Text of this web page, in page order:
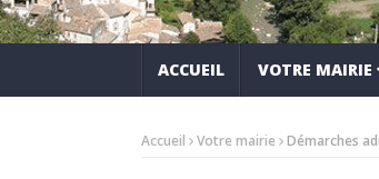
ACCUEIL VOTRE MAIRIE
Accueil Votre mairie Démarches